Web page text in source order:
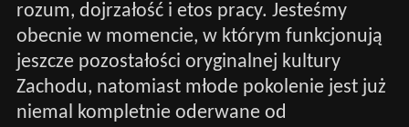
rozum, dojrzałość i etos pracy. Jesteśmy
obecnie w momencie, w którym funkcjonują
jeszcze pozostałości oryginalnej kultury
Zachodu, natomiast młode pokolenie jest już
niemal kompletnie oderwane od